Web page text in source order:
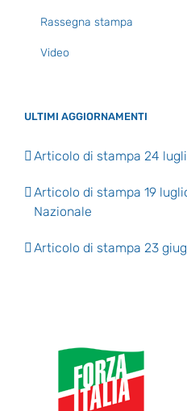
Rassegna stampa
Video
ULTIMI AGGIORNAMENTI
Articolo di stampa 24
Articolo di stampa 19
Nazionale
Articolo di stampa 23